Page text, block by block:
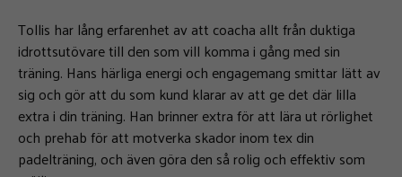
Tollis har lång erfarenhet av att coacha allt från duktiga
idrottsutövare till den som vill komma i gång med sin
träning. Hans härliga energi och engagemang smittar lätt av
sig och gör att du som kund klarar av att ge det där lilla
extra i din träning. Han brinner extra för att lära ut rörlighet
och prehab för att motverka skador inom tex din
padelträning, och även göra den så rolig och effektiv som